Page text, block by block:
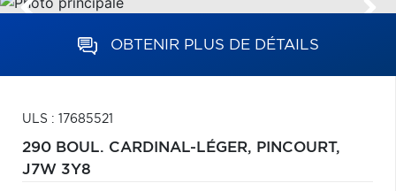
OBTENIR PLUS DE DÉTAILS
ULS : 17685521
290 BOUL. CARDINAL-LÉGER, PINCOURT,
J7W 3Y8